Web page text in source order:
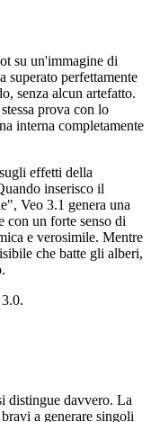
su un'immagine di
superato perfettamente
senza alcun artefatto.
prova con lo
interna completamente
effetti della
inserisco il
Veo 3.1 genera una
con un forte senso di
e verosimile. Mentre
che batte gli alberi,
distingue davvero. La
a generare singoli